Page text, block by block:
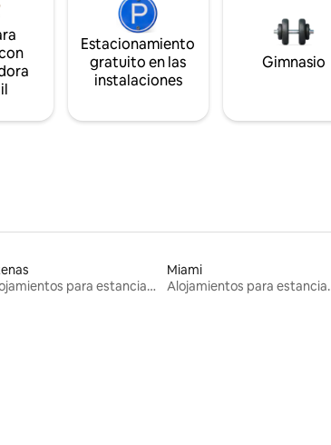
Estacionamiento
gratuito en las
instalaciones
Gimnasio
Alojamientos para estancias largas
Miami